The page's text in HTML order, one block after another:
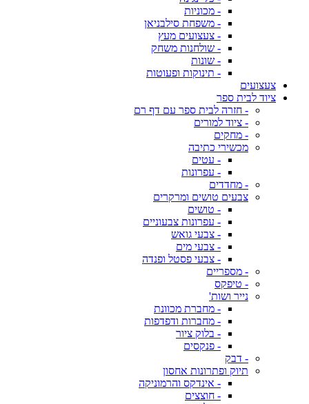
- מכוניות
- משפחת סילבניאן
- צעצועים מעץ
- שולחנות משחק
- שונות
- תינוקות ופעוטות
צעצועים
ציוד לבית ספר
- חזרה לבית ספר עם דף רם
- ציוד למורים
- מחקים
מכשירי כתיבה
- עטים
- עפרונות
- מחדדים
צבעים טושים ומרקרים
- טושים
- עפרונות צבעוניים
- צבעי גואש
- צבעי מים
- צבעי פסטל ופנדה
- מספריים
- טיפקס
נייר ושות'
- מחברת מכוונת
- מחברות ודפדפות
- בלוק ציור
- פנקסים
- דבק
תיוק ופתרונות אחסון
- אינדקס והרמוניקה
- חוצצים